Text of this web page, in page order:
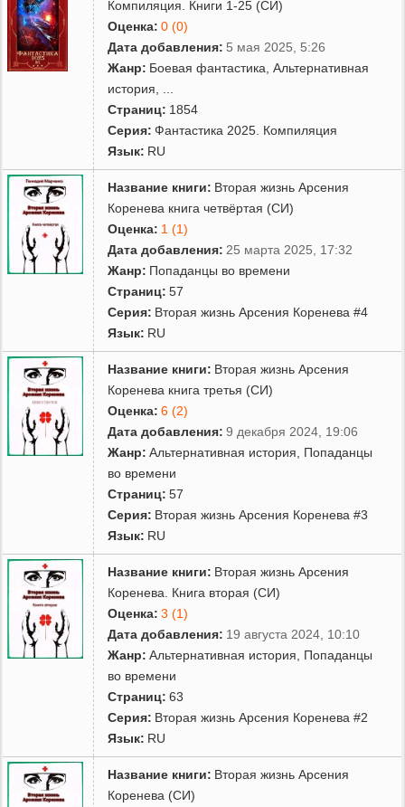
Компиляция. Книги 1-25 (СИ)
Оценка: 0 (0)
Дата добавления: 5 мая 2025, 5:26
Жанр: Боевая фантастика ,Альтернативная
история
Страниц: 1854
Серия: Фантастика 2025. Компиляция
Язык: RU
Название книги: Вторая жизнь Арсения
Коренева книга четвёртая (СИ)
Оценка: 1 (1)
Дата добавления: 25 марта 2025, 17:32
Жанр: Попаданцы во времени
Страниц: 57
Серия: Вторая жизнь Арсения Коренева #4
Язык: RU
Название книги: Вторая жизнь Арсения
Коренева книга третья (СИ)
Оценка: 6 (2)
Дата добавления: 9 декабря 2024, 19:06
Жанр: Альтернативная история
Попаданцы
во времени
Страниц: 57
Серия: Вторая жизнь Арсения Коренева #3
Язык: RU
Название книги: Вторая жизнь Арсения
Коренева. Книга вторая (СИ)
Оценка: 3 (1)
Дата добавления: 19 августа 2024, 10:10
Жанр: Альтернативная история
Попаданцы
во времени
Страниц: 63
Серия: Вторая жизнь Арсения Коренева #2
Язык: RU
Название книги: Вторая жизнь Арсения
Коренева (СИ)